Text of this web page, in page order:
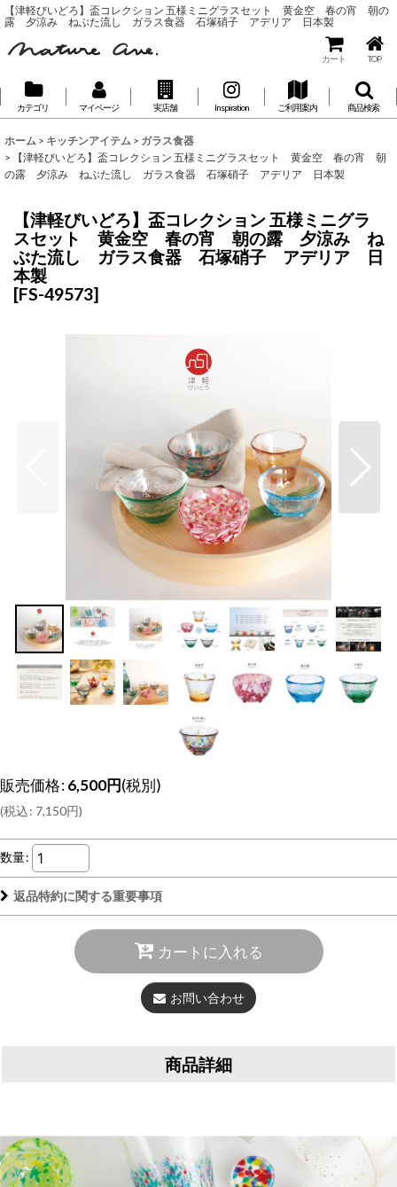
【津軽びいどろ】盃コレクション 五様ミニグラスセット 黄金空 春の宵 朝の
露 夕涼み ねぶた流し ガラス食器 石塚硝子 アデリア 日本製
カート TOP
カテゴリ マイページ 実店舗 Inspiration ご利用案内 商品検索
ホーム > キッチンアイテム > ガラス食器
>
【津軽びいどろ】盃コレクション 五様ミニグラスセット 黄金空 春の宵 朝
の露 夕涼み ねぶた流し ガラス食器 石塚硝子 アデリア 日本製
【津軽びいどろ】盃コレクション 五様ミニグラ
スセット 黄金空 春の宵 朝の露 夕涼み ね
ぶた流し ガラス食器 石塚硝子 アデリア 日
本製
[FS-49573]
販売価格:6,500円(税別)
(税込: 7,150円)
数量:
返品特約に関する重要事項
カートに入れる
お問い合わせ
商品詳細